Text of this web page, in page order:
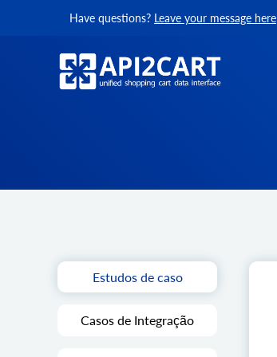
Have questions? Leave your message here
Estudos de caso
Casos de Integração